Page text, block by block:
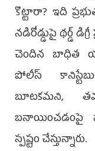
కొట్టారా? ఇది
నడిరోడ్డుపై థర్డ్‌
చెందిన బాధిత
పోలీస్‌
బూటకమని,
బనాయించడంపై
స్పష్టం చేస్తున్నారు.